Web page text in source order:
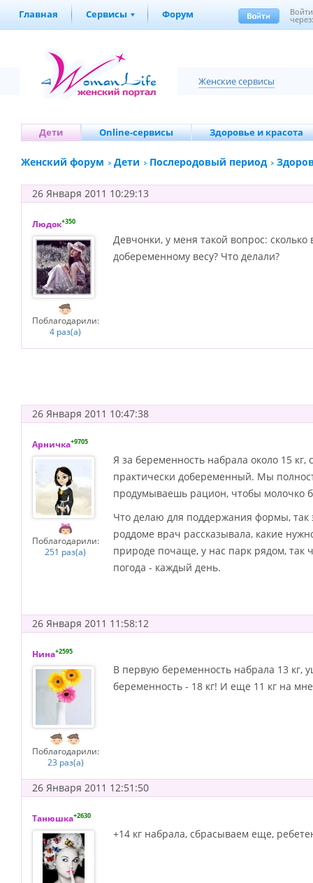
Главная Сервисы Форум Войти
Женские сервисы
Дети Online-сервисы Здоровье и красота
Женский форум Дети Послеродовый период
26 Января 2011 10:29:13
Людок+350
Поблагодарили:
4 раз(а)
Девчонки, у меня такой вопрос:
добеременному весу? Что делали?
26 Января 2011 10:47:38
Арничка+9705
Поблагодарили:
251 раз(а)
Я за беременность набрала около 15
практически добеременный. Мы
продумываешь рацион, чтобы молочко
Что делаю для поддержания формы, так
роддоме врач рассказывала, какие
природе почаще, у нас парк рядом, так
погода - каждый день.
26 Января 2011 11:58:12
Нина+2595
Поблагодарили:
23 раз(а)
В первую беременность набрала 13 кг,
беременность - 18 кг! И еще 11 кг на
26 Января 2011 12:51:50
Танюшка+2630
+14 кг набрала, сбрасываем еще,